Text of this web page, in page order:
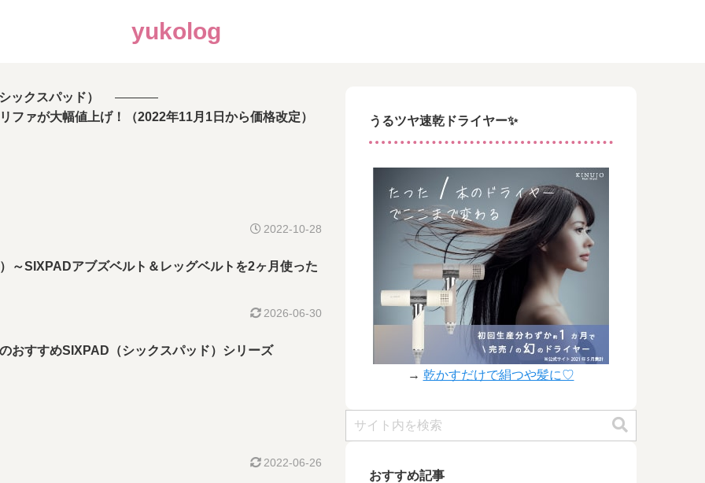
yukolog
ックスパッド）
ファが大幅値上げ！（2022年11月1日から価格改定）
2022-10-28
～SIXPADアブズベルト＆レッグベルトを2ヶ月使った
2026-06-30
おすすめSIXPAD（シックスパッド）シリーズ
2022-06-26
うるツヤ速乾ドライヤー✨
→ 乾かすだけで絹つや髪に♡
おすすめ記事